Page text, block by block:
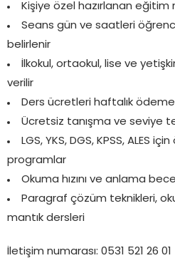
Kişiye özel hazırlanan eğitim
Seans gün ve saatleri
belirlenir
İlkokul, ortaokul, lise ve
verilir
Ders ücretleri haftalık
Ücretsiz tanışma ve seviye
LGS, YKS, DGS, KPSS, ALES
programlar
Okuma hızını ve anlama
Paragraf çözüm teknikleri,
mantık dersleri
İletişim numarası: 0531 521 26 01